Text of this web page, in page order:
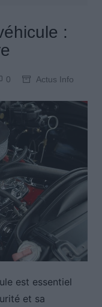
:
0 Actus Info
est essentiel
et sa